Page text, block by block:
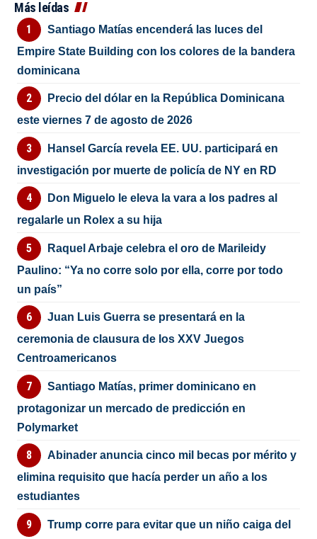
Más leídas
Santiago Matías encenderá las luces del
Empire State Building con los colores de la bandera
dominicana
Precio del dólar en la República Dominicana
este viernes 7 de agosto de 2026
Hansel García revela EE. UU. participará en
investigación por muerte de policía de NY en RD
Don Miguelo le eleva la vara a los padres al
regalarle un Rolex a su hija
Raquel Arbaje celebra el oro de Marileidy
Paulino: “Ya no corre solo por ella, corre por todo
un país”
Juan Luis Guerra se presentará en la
ceremonia de clausura de los XXV Juegos
Centroamericanos
Santiago Matías, primer dominicano en
protagonizar un mercado de predicción en
Polymarket
Abinader anuncia cinco mil becas por mérito y
elimina requisito que hacía perder un año a los
estudiantes
Trump corre para evitar que un niño caiga del